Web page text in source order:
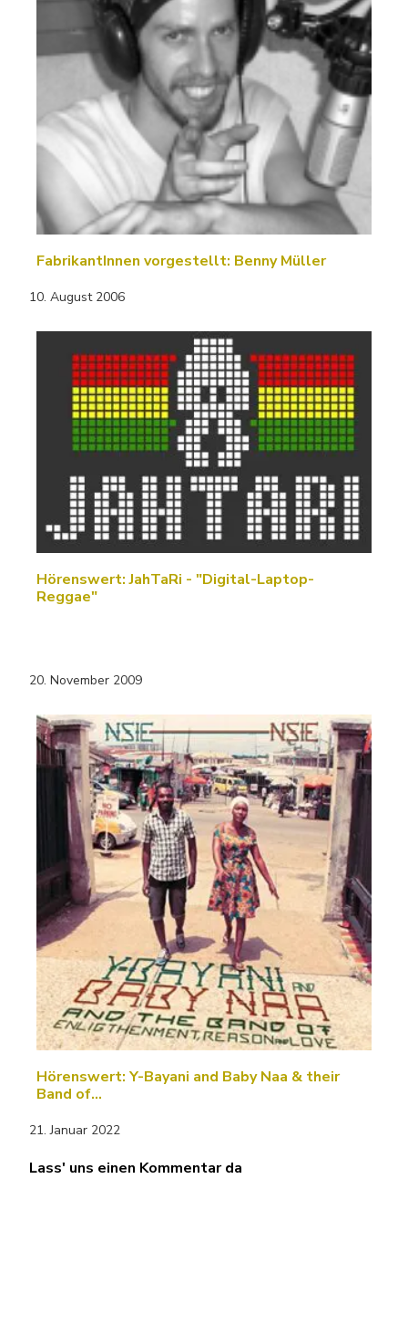
FabrikantInnen vorgestellt: Benny Müller
10. August 2006
Hörenswert: JahTaRi - "Digital-Laptop-
Reggae"
20. November 2009
Hörenswert: Y-Bayani and Baby Naa & their
Band of…
21. Januar 2022
Lass' uns einen Kommentar da